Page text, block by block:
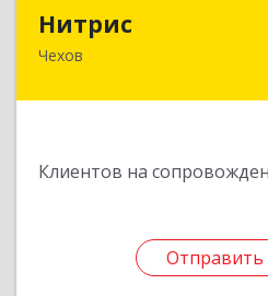
Нитрис
Чехов
Клиентов на
Отправить
142350, Московская обл,
Отправить